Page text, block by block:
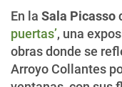
En la Sala Picasso
puertas’, una
obras donde se
Arroyo Collantes